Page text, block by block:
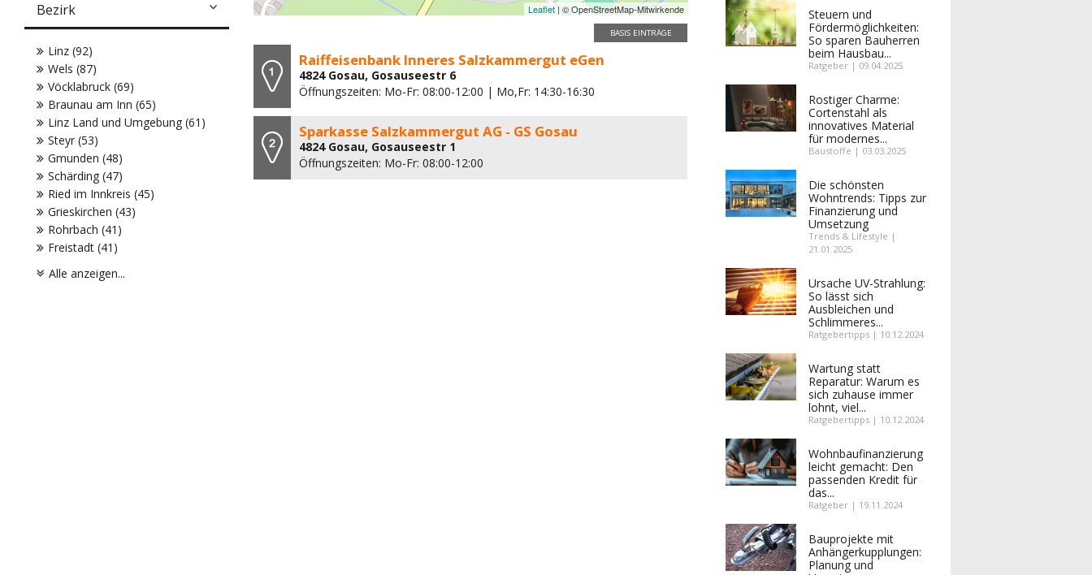
Leaflet| © OpenStreetMap-Mitwirkende
BASIS EINTRÄGE
Raiffeisenbank Inneres Salzkammergut eGen
4824 Gosau, Gosauseestr 6
Öffnungszeiten: Mo-Fr: 08:00-12:00 | Mo,Fr: 14:30-16:30
Sparkasse Salzkammergut AG - GS Gosau
4824 Gosau, Gosauseestr 1
Öffnungszeiten: Mo-Fr: 08:00-12:00
Bezirk
Linz (92)
Wels (87)
Vöcklabruck (69)
Braunau am Inn (65)
Linz Land und Umgebung (61)
Steyr (53)
Gmunden (48)
Schärding (47)
Ried im Innkreis (45)
Grieskirchen (43)
Rohrbach (41)
Freistadt (41)
Alle anzeigen...
Steuern und
Fördermöglichkeiten:
So sparen Bauherren
beim Hausbau...
Ratgeber | 09.04.2025
Rostiger Charme:
Cortenstahl als
innovatives Material
für modernes...
Baustoffe | 03.03.2025
Die schönsten
Wohntrends: Tipps zur
Finanzierung und
Umsetzung
Trends & Lifestyle |
21.01.2025
Ursache UV-Strahlung:
So lässt sich
Ausbleichen und
Schlimmeres...
Ratgebertipps | 10.12.2024
Wartung statt
Reparatur: Warum es
sich zuhause immer
lohnt, viel...
Ratgebertipps | 10.12.2024
Wohnbaufinanzierung
leicht gemacht: Den
passenden Kredit für
das...
Ratgeber | 19.11.2024
Bauprojekte mit
Anhängerkupplungen:
Planung und